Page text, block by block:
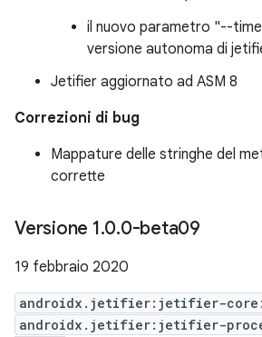
il nuovo parametro "--
versione autonoma di
Jetifier aggiornato ad ASM 8
Correzioni di bug
Mappature delle stringhe del
corrette
Versione 1.0.0-beta09
19 febbraio 2020
androidx.jetifier:jetifier-
androidx.jetifier:jetifier-